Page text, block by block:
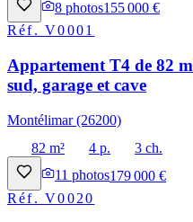
8 photos155 000 €
Réf.V0001
Appartement T4 de 82
sud, garage et cave
Montélimar (26200)
82 m²
4 p.
3 ch.
11 photos179 000 €
Réf.V0020